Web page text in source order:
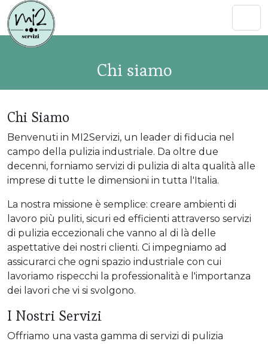
Chi siamo
Chi Siamo
Benvenuti in MI2Servizi, un leader di fiducia nel
campo della pulizia industriale. Da oltre due
decenni, forniamo servizi di pulizia di alta qualità alle
imprese di tutte le dimensioni in tutta l'Italia.
La nostra missione è semplice: creare ambienti di
lavoro più puliti, sicuri ed efficienti attraverso servizi
di pulizia eccezionali che vanno al di là delle
aspettative dei nostri clienti. Ci impegniamo ad
assicurarci che ogni spazio industriale con cui
lavoriamo rispecchi la professionalità e l'importanza
dei lavori che vi si svolgono.
I Nostri Servizi
Offriamo una vasta gamma di servizi di pulizia